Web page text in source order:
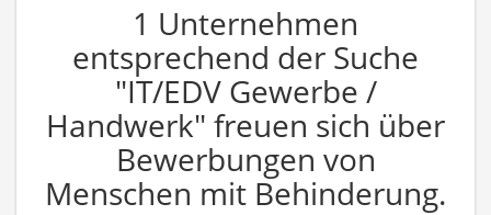
1 Unternehmen
entsprechend der Suche
"IT/EDV Gewerbe /
Handwerk" freuen sich über
Bewerbungen von
Menschen mit Behinderung.